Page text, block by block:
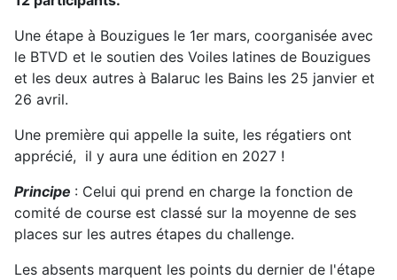
Une étape à Bouzigues le 1er mars, coorganisée avec
le BTVD et le soutien des Voiles latines de Bouzigues
et les deux autres à Balaruc les Bains les 25 janvier et
26 avril.
Une première qui appelle la suite, les régatiers ont
apprécié, il y aura une édition en 2027 !
Principe : Celui qui prend en charge la fonction de
comité de course est classé sur la moyenne de ses
places sur les autres étapes du challenge.
Les absents marquent les points du dernier de l'étape